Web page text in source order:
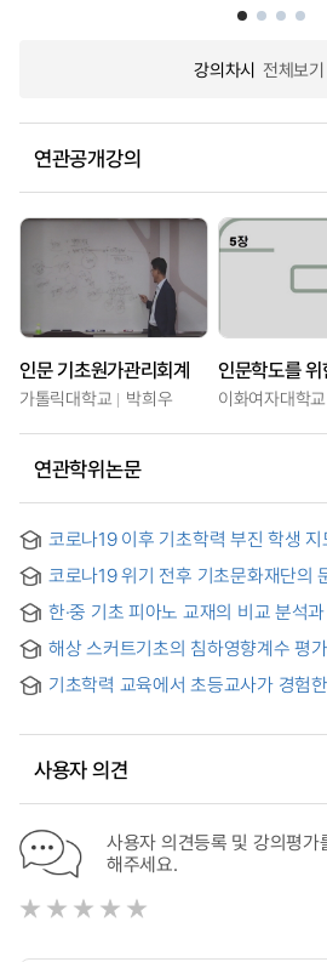
강의차시 전체보기
연관공개강의
인문 기초원가관리회계
가톨릭대학교 박희우 이화여자대학교
연관학위논문
코로나19 이후 기초학력 부진 학생
Support in Teaching Students
Abilities after COVID-19
코로나19 위기 전후 기초문화재단의
한·중 기초 피아노 교재의 비교 분석
Korea and China : Implications for
해상 스커트기초의 침하영향계수 평
Foundations
기초학력 교육에서 초등교사가 경험
Education: Phenomenological
사용자 의견
사용자 의견등록 및 강의평
해주세요.